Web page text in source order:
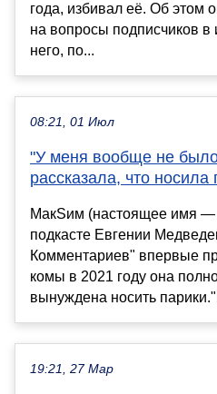
года, избивал её. Об этом
на вопросы подписчиков
него, по...
08:21, 01 Июл
"У меня вообще не
рассказала, что
МакSим (настоящее имя
подкасте Евгении
Комментариев" впервые
комы в 2021 году она
вынуждена носить
19:21, 27 Мар